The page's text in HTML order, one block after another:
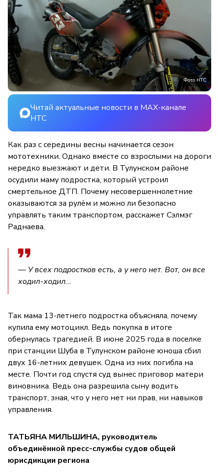
Фото НТС
Читай актуальные новости в MAX-канале
НТС
Как раз с середины весны начинается сезон
мототехники. Однако вместе со взрослыми на дороги
нередко выезжают и дети. В Тулунском районе
осудили маму подростка, который устроил
смертельное ДТП. Почему несовершеннолетние
оказываются за рулём и можно ли безопасно
управлять таким транспортом, расскажет Сэлмэг
Раднаева.
— У всех подростков есть, а у него нет. Вот, он все
ходил-ходил...
Так мама 13-летнего подростка объясняла, почему
купила ему мотоцикл. Ведь покупка в итоге
обернулась трагедией. В июне 2025 года в поселке
при станции Шуба в Тулунском районе юноша сбил
двух 16-летних девушек. Одна из них погибла на
месте. Почти год спустя суд вынес приговор матери
виновника. Ведь она разрешила сыну водить
транспорт, зная, что у него нет ни прав, ни навыков
управления.
ТАТЬЯНА МИЛЬШИНА, руководитель
объединённой пресс-службы судов общей
юрисдикции региона